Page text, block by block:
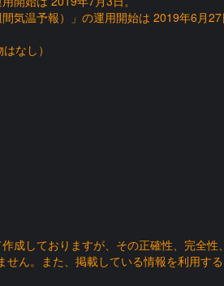
気温予報）」の運用開始は 2019年6月27
なし）
成しておりますが、その正確性、完全性
ん。また、掲載している情報を利用す